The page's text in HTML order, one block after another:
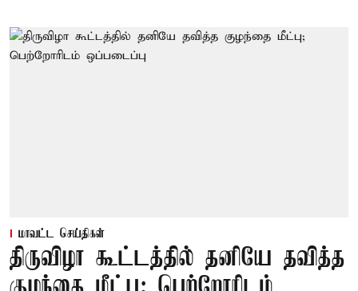
மாவட்ட செய்திகள்
திருவிழா கூட்டத்தில் தனியே தவித்த